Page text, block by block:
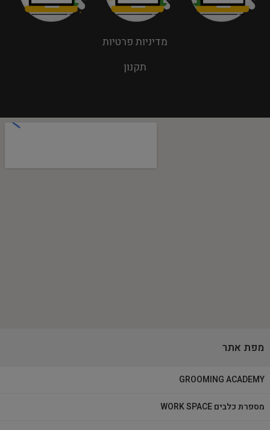
מדיניות פרטיות
תקנון
מפת אתר
GROOMING ACADEMY
מספרת כלבים WORK SPACE